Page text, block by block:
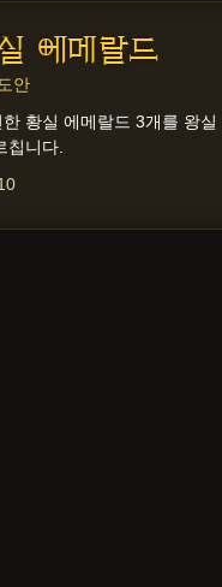
에메랄드
안
황실 에메랄드 3개를 왕
칩니다.